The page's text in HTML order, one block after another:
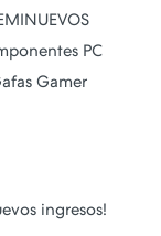
PC
Gamer
ingresos!